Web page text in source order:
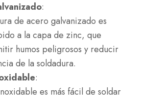
:
de acero galvanizado es
a la capa de zinc, que
humos peligrosos y reducir
de la soldadura.
:
es más fácil de soldar